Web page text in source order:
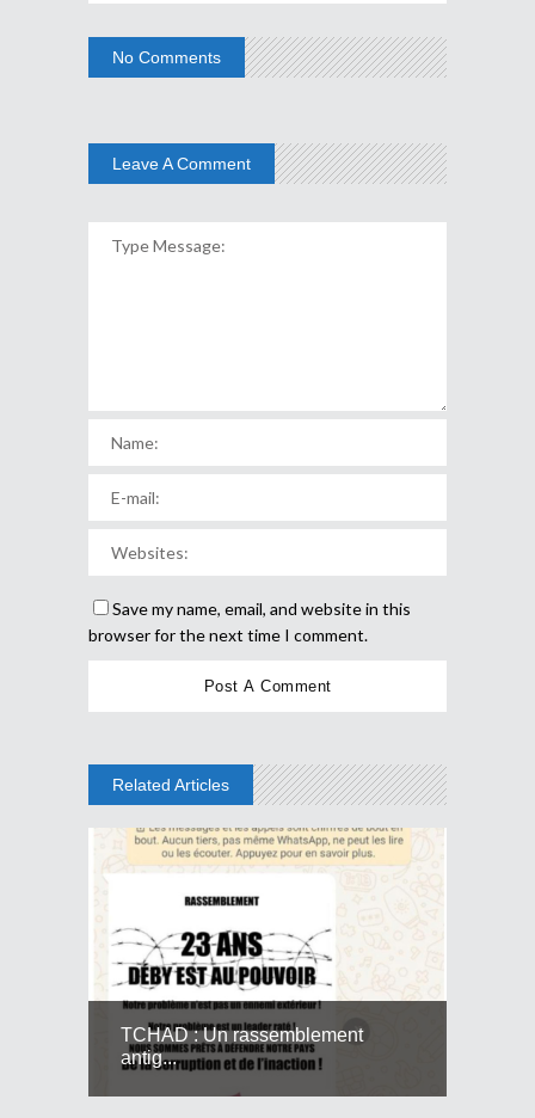
No Comments
Leave A Comment
Save my name, email, and website in this
browser for the next time I comment.
Related Articles
TCHAD : Un rassemblement
antig...